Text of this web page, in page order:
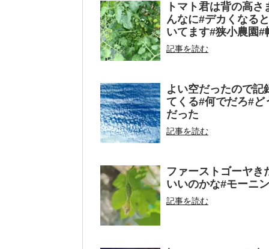
トマト君は背の高
んなに#デカくなる
いてます#狭小農園#
記事を読む
よい空だったので記
てくる#何でだろ#
だった
記事を読む
ファーストゴーヤき
いいのかな#モーニ
記事を読む